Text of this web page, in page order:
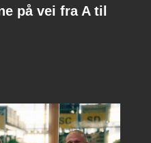
på vei fra A til